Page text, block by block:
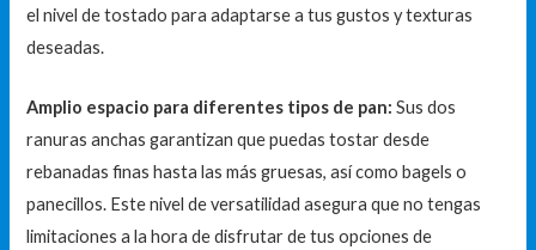
el nivel de tostado para adaptarse a tus gustos y texturas
deseadas.
Amplio espacio para diferentes tipos de pan: Sus dos
ranuras anchas garantizan que puedas tostar desde
rebanadas finas hasta las más gruesas, así como bagels o
panecillos. Este nivel de versatilidad asegura que no tengas
limitaciones a la hora de disfrutar de tus opciones de